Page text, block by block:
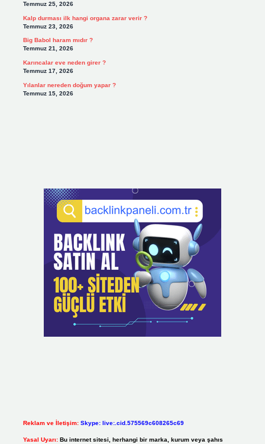
Temmuz 25, 2026
Kalp durması ilk hangi organa zarar verir ?
Temmuz 23, 2026
Big Babol haram mıdır ?
Temmuz 21, 2026
Karıncalar eve neden girer ?
Temmuz 17, 2026
Yılanlar nereden doğum yapar ?
Temmuz 15, 2026
Reklam ve İletişim: Skype: live:.cid.575569c608265c69
Yasal Uyarı: Bu internet sitesi, herhangi bir marka, kurum veya şahıs